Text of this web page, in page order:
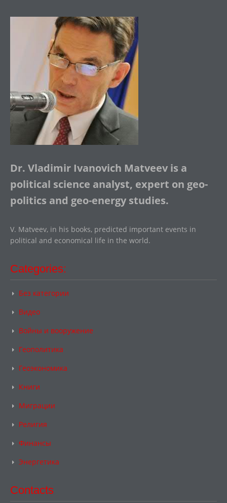
Dr. Vladimir Ivanovich Matveev is a
political science analyst, expert on geo-
politics and geo-energy studies.
V. Matveev, in his books, predicted important events in
political and economical life in the world.
Categories:
Без категории
Видео
Войны и вооружение
Геополитика
Геоэкономика
Книги
Миграции
Религия
Финансы
Энергетика
Contacts